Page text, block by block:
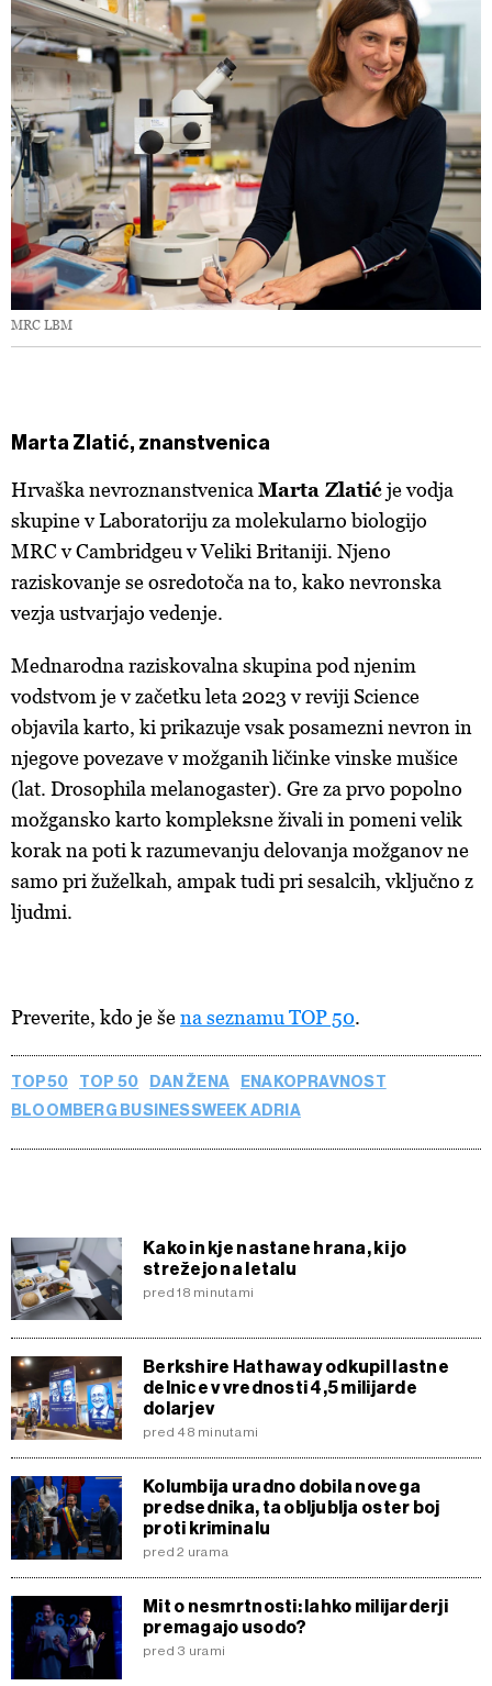
MRC LBM
Marta Zlatić, znanstvenica
Hrvaška nevroznanstvenica Marta Zlatićje vodja
skupine v Laboratoriju za molekularno biologijo
MRC v Cambridgeu v Veliki Britaniji. Njeno
raziskovanje se osredotoča na to, kako nevronska
vezja ustvarjajo vedenje.
Mednarodna raziskovalna skupina pod njenim
vodstvom je v začetku leta 2023 v reviji Science
objavila karto, ki prikazuje vsak posamezni nevron in
njegove povezave v možganih ličinke vinske mušice
(lat. Drosophila melanogaster). Gre za prvo popolno
možgansko karto kompleksne živali in pomeni velik
korak na poti k razumevanju delovanja možganov ne
samo pri žuželkah, ampak tudi pri sesalcih, vključno z
ljudmi.
Preverite, kdo je šena seznamu TOP 50.
TOP50 TOP 50 DAN ŽENA
ENAKOPRAVNOST
BLOOMBERG BUSINESSWEEK ADRIA
Kako in kje nastane hrana, ki jo
strežejo na letalu
pred 18 minutami
Berkshire Hathaway odkupil lastne
delnice v vrednosti 4,5 milijarde
dolarjev
pred 48 minutami
Kolumbija uradno dobila novega
predsednika, ta obljublja oster boj
proti kriminalu
pred 2 urama
Mit o nesmrtnosti: lahko milijarderji
premagajo usodo?
pred 3 urami